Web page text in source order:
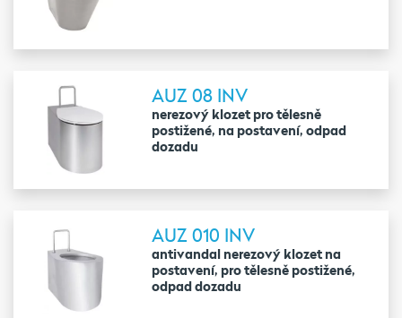
AUZ 08 INV
nerezový klozet pro tělesně
postižené, na postavení, odpad
dozadu
AUZ 010 INV
antivandal nerezový klozet na
postavení, pro tělesně postižené,
odpad dozadu